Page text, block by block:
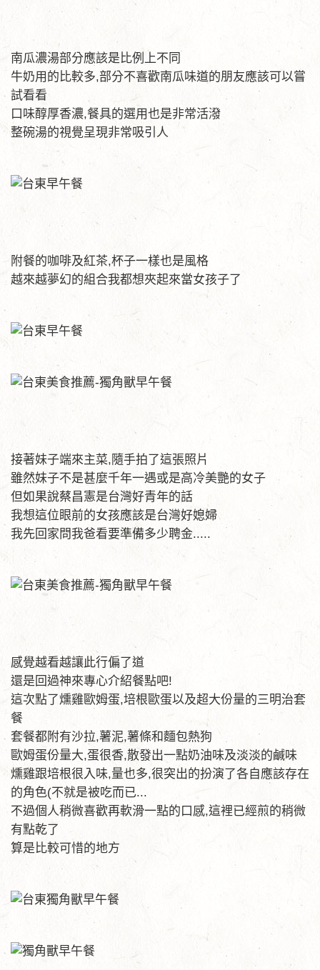
南瓜濃湯部分應該是比例上不同
牛奶用的比較多,部分不喜歡南瓜味道的朋友應該可以嘗
試看看
口味醇厚香濃,餐具的選用也是非常活潑
整碗湯的視覺呈現非常吸引人
附餐的咖啡及紅茶,杯子一樣也是風格
越來越夢幻的組合我都想夾起來當女孩子了
接著妹子端來主菜,隨手拍了這張照片
雖然妹子不是甚麼千年一遇或是高冷美艷的女子
但如果說蔡昌憲是台灣好青年的話
我想這位眼前的女孩應該是台灣好媳婦
我先回家問我爸看要準備多少聘金.....
感覺越看越讓此行偏了道
還是回過神來專心介紹餐點吧!
這次點了燻雞歐姆蛋,培根歐蛋以及超大份量的三明治套
餐
套餐都附有沙拉,薯泥,薯條和麵包熱狗
歐姆蛋份量大,蛋很香,散發出一點奶油味及淡淡的鹹味
燻雞跟培根很入味,量也多,很突出的扮演了各自應該存在
的角色(不就是被吃而已...
不過個人稍微喜歡再軟滑一點的口感,這裡已經煎的稍微
有點乾了
算是比較可惜的地方